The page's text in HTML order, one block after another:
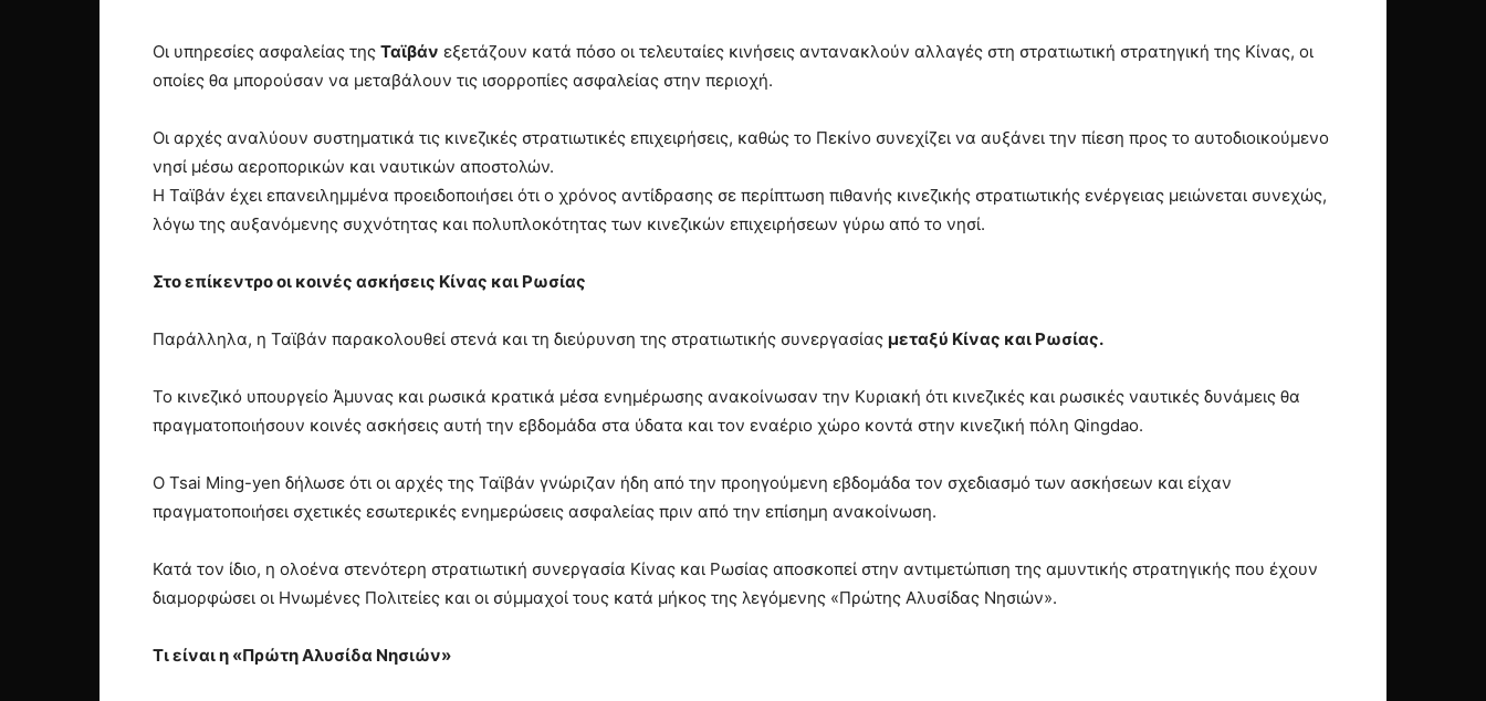
Οι υπηρεσίες ασφαλείας της Ταϊβάν εξετάζουν κατά πόσο οι τελευταίες κινήσεις αντανακλούν αλλαγές στη στρατιωτική στρατηγική της Κίνας, οι
οποίες θα μπορούσαν να μεταβάλουν τις ισορροπίες ασφαλείας στην περιοχή.
Οι αρχές αναλύουν συστηματικά τις κινεζικές στρατιωτικές επιχειρήσεις, καθώς το Πεκίνο συνεχίζει να αυξάνει την πίεση προς το αυτοδιοικούμενο
νησί μέσω αεροπορικών και ναυτικών αποστολών.
Η Ταϊβάν έχει επανειλημμένα προειδοποιήσει ότι ο χρόνος αντίδρασης σε περίπτωση πιθανής κινεζικής στρατιωτικής ενέργειας μειώνεται συνεχώς,
λόγω της αυξανόμενης συχνότητας και πολυπλοκότητας των κινεζικών επιχειρήσεων γύρω από το νησί.
Στο επίκεντρο οι κοινές ασκήσεις Κίνας και Ρωσίας
Παράλληλα, η Ταϊβάν παρακολουθεί στενά και τη διεύρυνση της στρατιωτικής συνεργασίας μεταξύ Κίνας και Ρωσίας.
Το κινεζικό υπουργείο Άμυνας και ρωσικά κρατικά μέσα ενημέρωσης ανακοίνωσαν την Κυριακή ότι κινεζικές και ρωσικές ναυτικές δυνάμεις θα
πραγματοποιήσουν κοινές ασκήσεις αυτή την εβδομάδα στα ύδατα και τον εναέριο χώρο κοντά στην κινεζική πόλη Qingdao.
Ο Tsai Ming-yen δήλωσε ότι οι αρχές της Ταϊβάν γνώριζαν ήδη από την προηγούμενη εβδομάδα τον σχεδιασμό των ασκήσεων και είχαν
πραγματοποιήσει σχετικές εσωτερικές ενημερώσεις ασφαλείας πριν από την επίσημη ανακοίνωση.
Κατά τον ίδιο, η ολοένα στενότερη στρατιωτική συνεργασία Κίνας και Ρωσίας αποσκοπεί στην αντιμετώπιση της αμυντικής στρατηγικής που έχουν
διαμορφώσει οι Ηνωμένες Πολιτείες και οι σύμμαχοί τους κατά μήκος της λεγόμενης «Πρώτης Αλυσίδας Νησιών».
Τι είναι η «Πρώτη Αλυσίδα Νησιών»